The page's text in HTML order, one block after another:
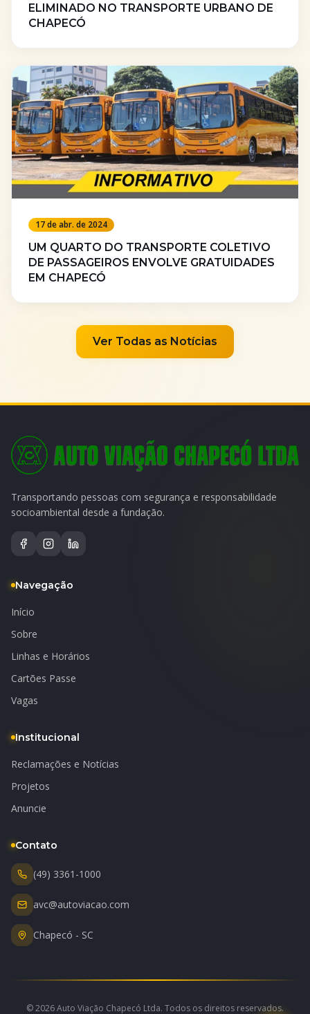
ELIMINADO NO TRANSPORTE URBANO DE
CHAPECÓ
17 de abr. de 2024
UM QUARTO DO TRANSPORTE COLETIVO
DE PASSAGEIROS ENVOLVE GRATUIDADES
EM CHAPECÓ
Ver Todas as Notícias
Transportando pessoas com segurança e responsabilidade
socioambiental desde a fundação.
Navegação
Início
Sobre
Linhas e Horários
Cartões Passe
Vagas
Institucional
Reclamações e Notícias
Projetos
Anuncie
Contato
(49) 3361-1000
avc@autoviacao.com
Chapecó - SC
© 2026 Auto Viação Chapecó Ltda. Todos os direitos reservados.